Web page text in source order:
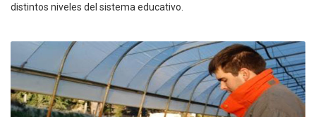
distintos niveles del sistema educativo.